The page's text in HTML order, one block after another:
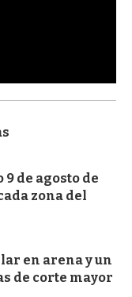
de agosto de
zona del
en arena y un
de corte mayor